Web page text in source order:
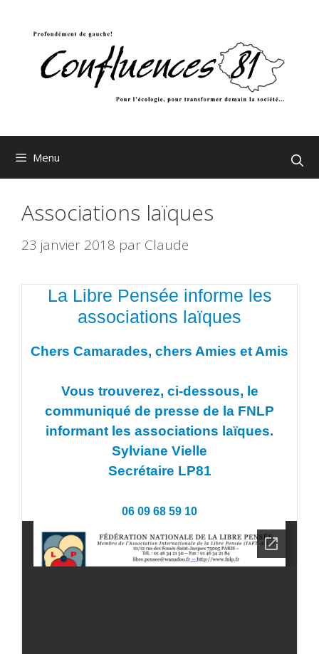
Menu
Associations laïques
23 janvier 2018 par Claude
La Libre Pensée informe les
associations laïques
Chers Camarades, chers Amies et Amis
Vous trouverez, ci-dessous, le
communiqué de presse de la FNLP
informant les associations laïques.
Sylviane Vielle
Secrétaire LP81
06 09 68 59 10